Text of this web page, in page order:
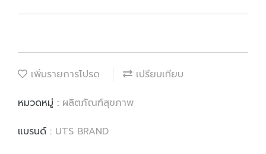
เพิ่มรายการโปรด
เปรียบเทียบ
หมวดหมู่ : ผลิตภัณฑ์สุขภาพ
แบรนด์ : UTS BRAND